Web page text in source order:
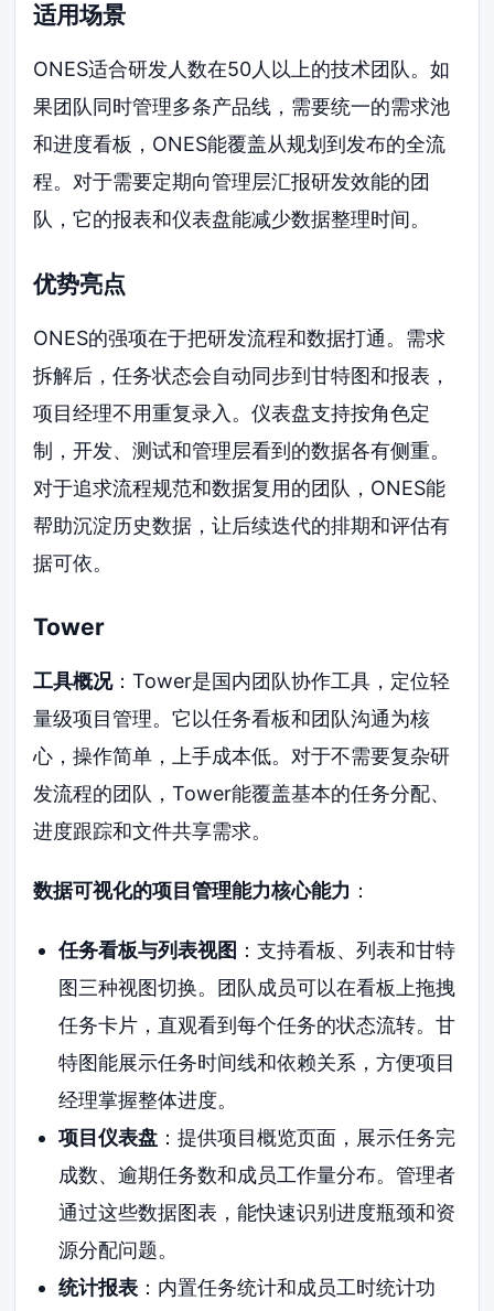
适用场景
ONES适合研发人数在50人以上的技术团队。如
果团队同时管理多条产品线，需要统一的需求池
和进度看板，ONES能覆盖从规划到发布的全流
程。对于需要定期向管理层汇报研发效能的团
队，它的报表和仪表盘能减少数据整理时间。
优势亮点
ONES的强项在于把研发流程和数据打通。需求
拆解后，任务状态会自动同步到甘特图和报表，
项目经理不用重复录入。仪表盘支持按角色定
制，开发、测试和管理层看到的数据各有侧重。
对于追求流程规范和数据复用的团队，ONES能
帮助沉淀历史数据，让后续迭代的排期和评估有
据可依。
Tower
工具概况：Tower是国内团队协作工具，定位轻
量级项目管理。它以任务看板和团队沟通为核
心，操作简单，上手成本低。对于不需要复杂研
发流程的团队，Tower能覆盖基本的任务分配、
进度跟踪和文件共享需求。
数据可视化的项目管理能力核心能力 ：
任务看板与列表视图 ：支持看板、列表和甘特
图三种视图切换。团队成员可以在看板上拖拽
任务卡片，直观看到每个任务的状态流转。甘
特图能展示任务时间线和依赖关系，方便项目
经理掌握整体进度。
项目仪表盘：提供项目概览页面，展示任务完
成数、逾期任务数和成员工作量分布。管理者
通过这些数据图表，能快速识别进度瓶颈和资
源分配问题。
统计报表：内置任务统计和成员工时统计功